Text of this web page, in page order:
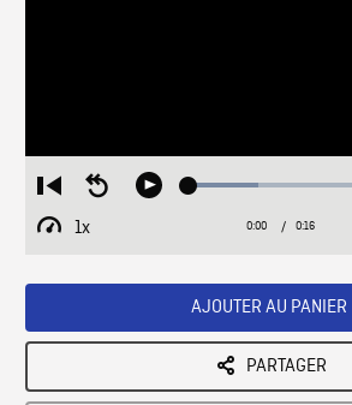
Restart
from
beginning
Seek
Play Loaded:
1x
Playback
Current
0:00 / Duration
0:16
AJOUTER AU PANIER
PARTAGER